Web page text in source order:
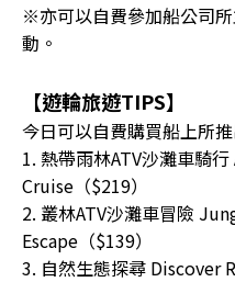
※亦可以自費參加船公司
動。
【遊輪旅遊TIPS】
今日可以自費購買船上所
1. 熱帶雨林ATV沙灘車騎
Cruise（$219）
2. 叢林ATV沙灘車冒險
Escape（$139）
3. 自然生態探尋 Discover